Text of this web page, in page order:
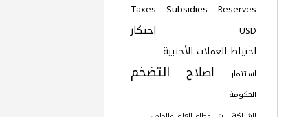
Reserves
Subsidies
Taxes
USD احتكار
احتياط العملات الأجنبية
استثمار اصلاح التضخم
الحكومة